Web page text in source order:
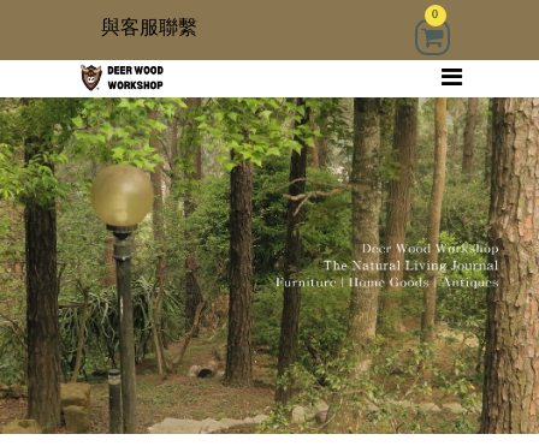
家具
木雜貨
生活器具
古物道具
居家修繕道具材料
與客服聯繫
0